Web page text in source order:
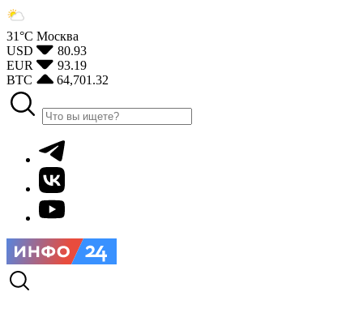
31°С Москва
USD
80.93
EUR
93.19
BTC
64,701.32